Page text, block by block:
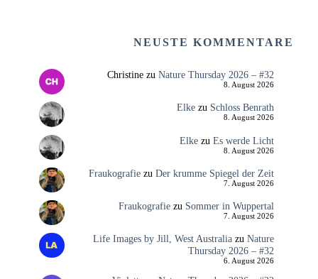
NEUSTE KOMMENTARE
Christinezu Nature Thursday 2026 – #32
8. August 2026
Elkezu Schloss Benrath
8. August 2026
Elkezu Es werde Licht
8. August 2026
Fraukografiezu Der krumme Spiegel der Zeit
7. August 2026
Fraukografiezu Sommer in Wuppertal
7. August 2026
Life Images by Jill, West Australiazu Nature
Thursday 2026 – #32
6. August 2026